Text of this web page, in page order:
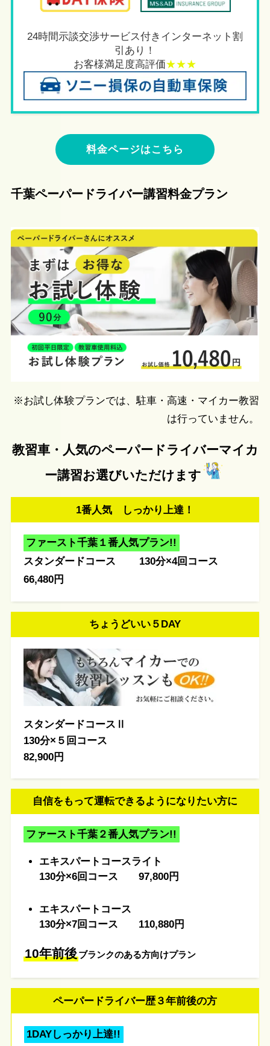
24時間示談交渉サービス付きインターネット割
引あり！
お客様満足度高評価★★★
料金ページはこちら
千葉ペーパードライバー講習料金プラン
※お試し体験プランでは、駐車・高速・マイカー教習
は行っていません。
教習車・人気のペーパードライバーマイカ
ー講習お選びいただけます
1番人気 しっかり上達！
ファースト千葉１番人気プラン!!
スタンダードコース
130分×4回コース
66,480円
ちょうどいい５DAY
スタンダードコースⅡ
130分×５回コース
82,900円
自信をもって運転できるようになりたい方に
ファースト千葉２番人気プラン!!
エキスパートコースライト
130分×6回コース 97,800円
エキスパートコース
130分×7回コース
110,880円
10年前後ブランクのある方向けプラン
ペーパードライバー歴３年前後の方
1DAYしっかり上達!!